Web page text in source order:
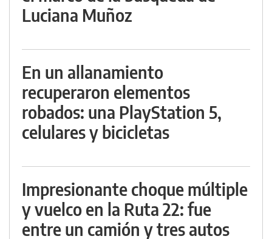
Luciana Muñoz
En un allanamiento
recuperaron elementos
robados: una PlayStation 5,
celulares y bicicletas
Impresionante choque múltiple
y vuelco en la Ruta 22: fue
entre un camión y tres autos